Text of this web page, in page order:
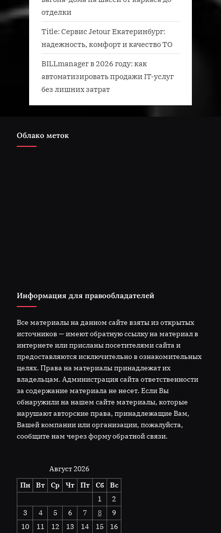
отделки
Title: Сервис Jetour Екатеринбург:
надежность, комфорт и качество ТО
BILLmanager в 2026 году: как
автоматизировать продажи IT-услуг
без лишних затрат
Облако меток
Информация для правообладателей
Все материалы на данном сайте взяты из открытых
источников — имеют обратную ссылку на материал в
интернете или присланы посетителями сайта и
предоставляются исключительно в ознакомительных
целях. Права на материалы принадлежат их
владельцам. Администрация сайта ответственности
за содержание материала не несет. Если Вы
обнаружили на нашем сайте материалы, которые
нарушают авторские права, принадлежащие Вам,
Вашей компании или организации, пожалуйста,
сообщите нам через форму обратной связи.
Август 2026
Пн
Вт Ср Чт Пт Сб
Вс
1
2
3
4 5 6 7 8
9
10
11 12 13 14 15 16